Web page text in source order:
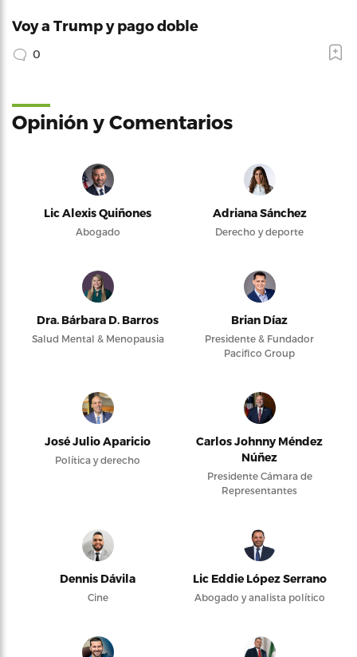
Voy a Trump y pago doble
0
Opinión y Comentarios
Lic Alexis Quiñones
Abogado
Adriana Sánchez
Derecho y deporte
Dra. Bárbara D. Barros
Salud Mental & Menopausia
Brian Díaz
Presidente & Fundador
Pacifico Group
José Julio Aparicio
Política y derecho
Carlos Johnny Méndez
Núñez
Presidente Cámara de
Representantes
Dennis Dávila
Cine
Lic Eddie López Serrano
Abogado y analista político